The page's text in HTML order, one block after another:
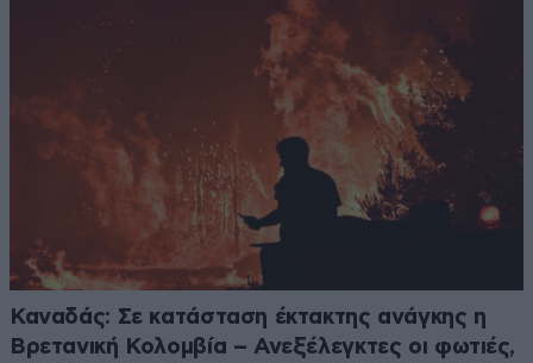
Καναδάς: Σε κατάσταση έκτακτης ανάγκης η
Βρετανική Κολομβία – Ανεξέλεγκτες οι φωτιές,